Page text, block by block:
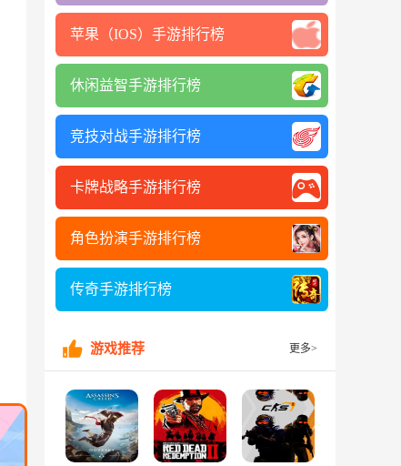
苹果（IOS）手游排行榜
休闲益智手游排行榜
竞技对战手游排行榜
卡牌战略手游排行榜
角色扮演手游排行榜
传奇手游排行榜
游戏推荐 更多>